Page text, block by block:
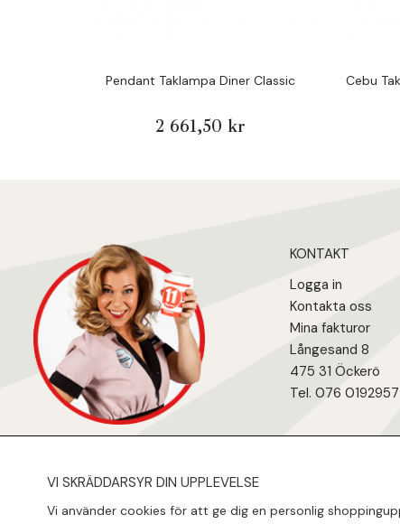
Pendant Taklampa Diner Classic
2 661,50 kr
Cebu
KONTAKT
Logga in
Kontakta oss
Mina fakturor
Långesand 8
475 31 Öckerö
Tel. 076 0192957
VI SKRÄDDARSYR DIN UPPLEVELSE
Vi använder cookies för att ge dig en personlig